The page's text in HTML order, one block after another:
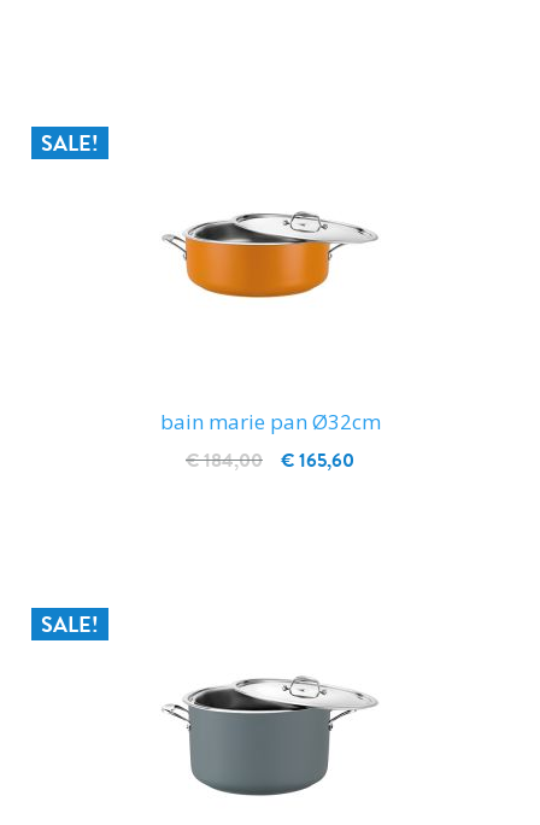
SALE!
bain marie pan Ø32cm
€ 165,60
€ 184,00
SALE!